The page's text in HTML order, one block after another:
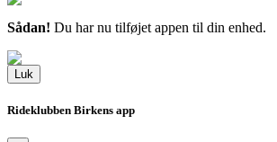
Sådan! Du har nu tilføjet appen til din enhed.
Luk
Rideklubben Birkens app